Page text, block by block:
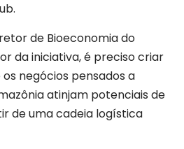
de Bioeconomia do
da iniciativa, é preciso criar
negócios pensados a
atinjam potenciais de
de uma cadeia logística